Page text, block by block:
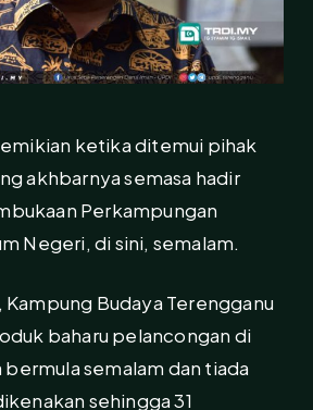
ketika ditemui pihak
akhbarnya semasa hadir
Perkampungan
Negeri, di sini, semalam.
Kampung Budaya Terengganu
baharu pelancongan di
semalam dan tiada
sehingga 31